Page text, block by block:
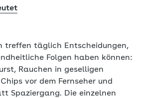
treffen täglich Entscheidungen,
Folgen haben können:
Rauchen in geselligen
vor dem Fernseher und
Spaziergang. Die einzelnen